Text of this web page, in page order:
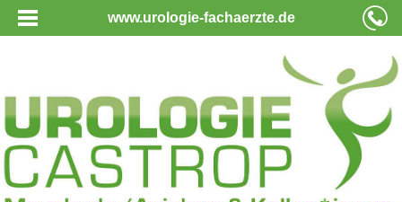
www.urologie-fachaerzte.de